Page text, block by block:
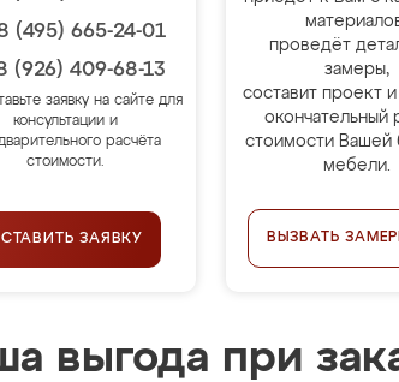
(495) 665-24-01
(926) 409-68-13
заявку на сайте для
консультации и
расчёта
стоимости.
ЗАЯВКУ
проведёт
замеры,
составит проект
окончательный
стоимости Вашей
мебели.
ВЫЗВАТЬ
выгода при